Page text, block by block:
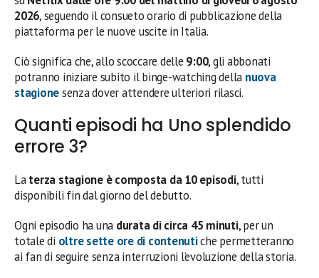
2026, seguendo il consueto orario di pubblicazione della
piattaforma per le nuove uscite in Italia.
Ciò significa che, allo scoccare delle 9:00, gli abbonati
potranno iniziare subito il binge-watching della nuova
stagionesenza dover attendere ulteriori rilasci.
Quanti episodi ha Uno splendido
errore 3?
Laterza stagione è composta da 10 episodi, tutti
disponibili fin dal giorno del debutto.
Ogni episodio ha una durata di circa 45 minuti, per un
totale di oltre sette ore di contenutiche permetteranno
ai fan di seguire senza interruzioni l’evoluzione della storia.